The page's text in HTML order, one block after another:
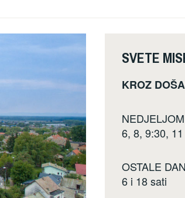
SVETE
KROZ
NEDJELJOM
6, 8, 9:30,
OSTALE
6 i 18 sati